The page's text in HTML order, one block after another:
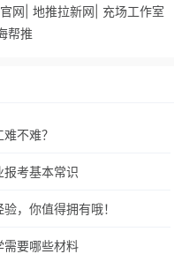
网 地推拉新网
充场工作室
帮推
不难？
考基本常识
，你值得拥有哦！
需要哪些材料